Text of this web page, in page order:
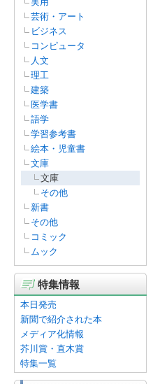
芸術・アート
ビジネス
コンピュータ
人文
理工
建築
医学書
語学
学習参考書
絵本・児童書
文庫
文庫
その他
新書
その他
コミック
ムック
特集情報
本日発売
新聞で紹介された本
メディア化情報
芥川賞・直木賞
特集一覧